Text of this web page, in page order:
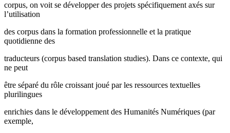
corpus, on voit se développer des projets spécifiquement axés sur
l’utilisation
des corpus dans la formation professionnelle et la pratique
quotidienne des
traducteurs (corpus based translation studies). Dans ce contexte, qui
ne peut
être séparé du rôle croissant joué par les ressources textuelles
plurilingues
enrichies dans le développement des Humanités Numériques (par
exemple,